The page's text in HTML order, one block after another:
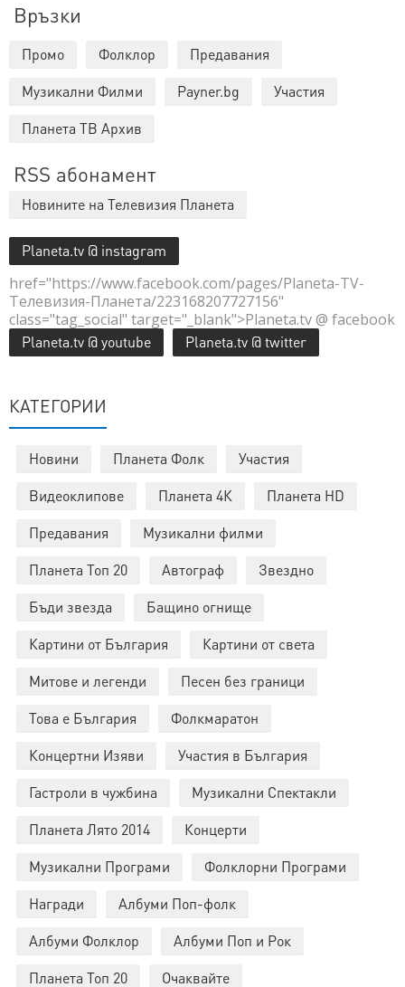
Връзки
Промо Фолклор
Предавания
Музикални Филми
Payner.bg
Участия
Планета ТВ Архив
RSS абонамент
Новините на Телевизия Планета
Planeta.tv @ instagram
href="https://www.facebook.com/pages/Planeta-TV-
Телевизия-Планета/223168207727156"
class="tag_social" target="_blank">Planeta.tv @ facebook
Planeta.tv @ youtube Planeta.tv @ twitter
КАТЕГОРИИ
Новини Планета Фолк
Участия
Видеоклипове
Планета 4К
Планета HD
Предавания
Музикални филми
Планета Топ 20
Автограф
Звездно
Бъди звезда
Бащино огнище
Картини от България
Картини от света
Митове и легенди
Песен без граници
Това е България
Фолкмаратон
Концертни Изяви
Участия в България
Гастроли в чужбина
Музикални Спектакли
Планета Лято 2014
Концерти
Музикални Програми
Фолклорни Програми
Награди
Албуми Поп-фолк
Албуми Фолклор
Албуми Поп и Рок
Планета Топ 20
Очаквайте